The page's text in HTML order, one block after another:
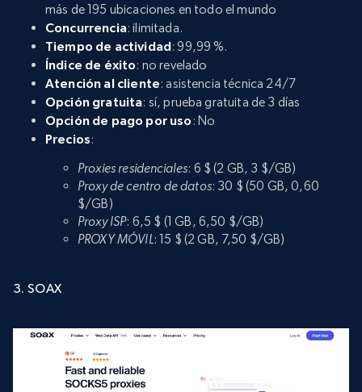
más de 195 ubicaciones en todo el mundo
Concurrencia: ilimitada.
Tiempo de actividad: 99,99 %.
Índice de éxito: no revelado
Atención al cliente: asistencia técnica 24/7
Opción gratuita: sí, prueba gratuita de 3 días
Opción de pago por uso : No
Precios:
Proxies residenciales: 6 $ (2 GB, 3 $/GB)
Proxy de centro de datos: 30 $ (50 GB, 0,60
$/GB)
Proxy ISP: 6,5 $ (1 GB, 6,50 $/GB)
PROXY MÓVIL : 15 $ (2 GB, 7,50 $/GB)
3. SOAX